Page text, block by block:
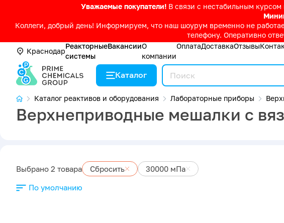
Уважаемые покупатели! В связи с нестабильным
Коллеги, добрый день! Информируем, что наш шоурум временно не
телефону. Оперативно
Краснодар
Реакторные
системы
ВакансииО
компании
ОплатаДоставкаОтзывы
Каталог
Каталог реактивов и оборудования
Лабораторные приборы
Верхнеприводные мешалки с
Выбрано 2 товара Сбросить 30000 мПа
По умолчанию